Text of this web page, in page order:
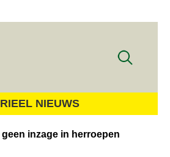
NIEUWS
inzage in herroepen